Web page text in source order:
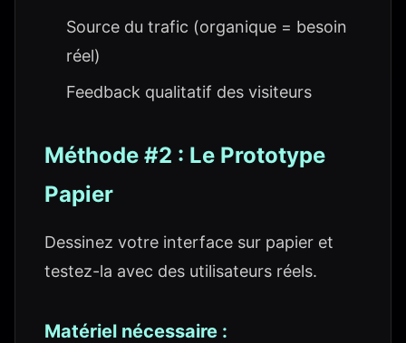
Source du trafic (organique = besoin
réel)
Feedback qualitatif des visiteurs
Méthode #2 : Le Prototype
Papier
Dessinez votre interface sur papier et
testez-la avec des utilisateurs réels.
Matériel nécessaire :